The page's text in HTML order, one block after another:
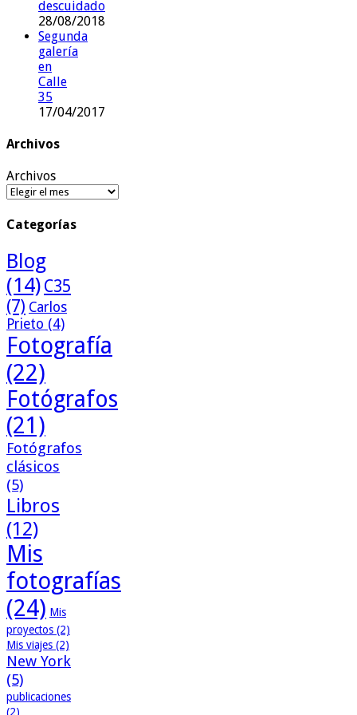
descuidado
28/08/2018
Segunda
galería
en
Calle
35
17/04/2017
Archivos
Archivos
Categorías
Blog
(14) C35
(7) Carlos
Prieto (4)
Fotografía
(22)
Fotógrafos
(21)
Fotógrafos
clásicos
(5)
Libros
(12)
Mis
fotografías
(24) Mis
proyectos (2)
Mis viajes (2)
New York
(5)
publicaciones
(2)